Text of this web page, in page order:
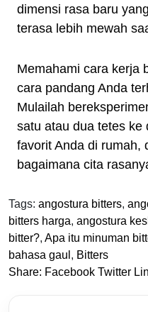
dimensi rasa baru
terasa lebih mewah
Memahami cara kerja
cara pandang Anda
Mulailah
satu atau dua tetes ke
favorit Anda di rumah,
bagaimana cita
Tags: angostura bitters,
bitters harga, angostura
bitter?, Apa itu minuman
bahasa gaul , Bitters
Share: Facebook Twitter